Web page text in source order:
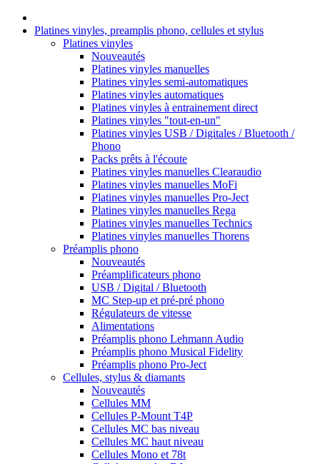
Platines vinyles, preamplis phono, cellules et stylus
Platines vinyles
Nouveautés
Platines vinyles manuelles
Platines vinyles semi-automatiques
Platines vinyles automatiques
Platines vinyles à entrainement direct
Platines vinyles "tout-en-un"
Platines vinyles USB / Digitales / Bluetooth /
Phono
Packs prêts à l'écoute
Platines vinyles manuelles Clearaudio
Platines vinyles manuelles MoFi
Platines vinyles manuelles Pro-Ject
Platines vinyles manuelles Rega
Platines vinyles manuelles Technics
Platines vinyles manuelles Thorens
Préamplis phono
Nouveautés
Préamplificateurs phono
USB / Digital / Bluetooth
MC Step-up et pré-pré phono
Régulateurs de vitesse
Alimentations
Préamplis phono Lehmann Audio
Préamplis phono Musical Fidelity
Préamplis phono Pro-Ject
Cellules, stylus & diamants
Nouveautés
Cellules MM
Cellules P-Mount T4P
Cellules MC bas niveau
Cellules MC haut niveau
Cellules Mono et 78t